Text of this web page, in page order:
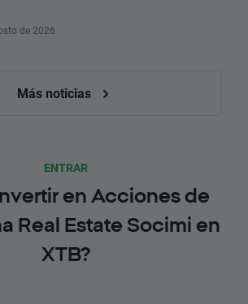
de 2026
Más noticias
ENTRAR
en Acciones de
Real Estate Socimi en
XTB?